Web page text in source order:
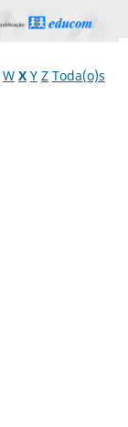
W X Y Z Toda(o)s